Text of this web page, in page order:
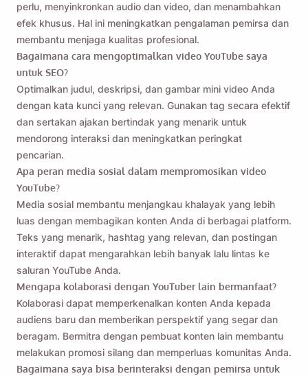
perlu, menyinkronkan audio dan video, dan menambahkan
efek khusus. Hal ini meningkatkan pengalaman pemirsa dan
membantu menjaga kualitas profesional.
Bagaimana cara mengoptimalkan video YouTube saya
untuk SEO?
Optimalkan judul, deskripsi, dan gambar mini video Anda
dengan kata kunci yang relevan. Gunakan tag secara efektif
dan sertakan ajakan bertindak yang menarik untuk
mendorong interaksi dan meningkatkan peringkat
pencarian.
Apa peran media sosial dalam mempromosikan video
YouTube?
Media sosial membantu menjangkau khalayak yang lebih
luas dengan membagikan konten Anda di berbagai platform.
Teks yang menarik, hashtag yang relevan, dan postingan
interaktif dapat mengarahkan lebih banyak lalu lintas ke
saluran YouTube Anda.
Mengapa kolaborasi dengan YouTuber lain bermanfaat?
Kolaborasi dapat memperkenalkan konten Anda kepada
audiens baru dan memberikan perspektif yang segar dan
beragam. Bermitra dengan pembuat konten lain membantu
melakukan promosi silang dan memperluas komunitas Anda.
Bagaimana saya bisa berinteraksi dengan pemirsa untuk